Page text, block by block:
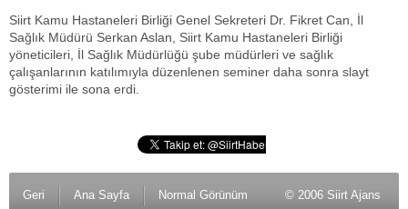
Siirt Kamu Hastaneleri Birliği Genel Sekreteri Dr. Fikret Can, İl
Sağlık Müdürü Serkan Aslan, Siirt Kamu Hastaneleri Birliği
yöneticileri, İl Sağlık Müdürlüğü şube müdürleri ve sağlık
çalışanlarının katılımıyla düzenlenen seminer daha sonra slayt
gösterimi ile sona erdi.
Geri Ana Sayfa Normal Görünüm © 2006 Siirt Ajans